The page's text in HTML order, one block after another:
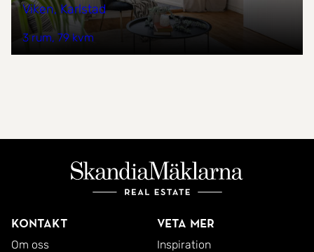
Viken, Karlstad
3 rum 79 kvm
Kontakt
Om oss
Veta mer
Inspiration